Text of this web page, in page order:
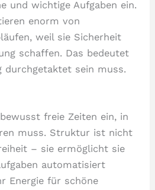
und wichtige Aufgaben ein.
enorm von
weil sie Sicherheit
schaffen. Das bedeutet
durchgetaktet sein muss.
freie Zeiten ein, in
muss. Struktur ist nicht
– sie ermöglicht sie
automatisiert
Energie für schöne